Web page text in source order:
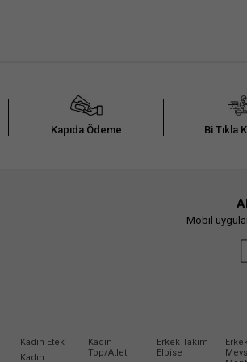
Kapıda Ödeme Bi Tıkla
Mobil
Kadın Etek
Kadın
Kadın
Top/Atlet
Erkek Takım
Elbise